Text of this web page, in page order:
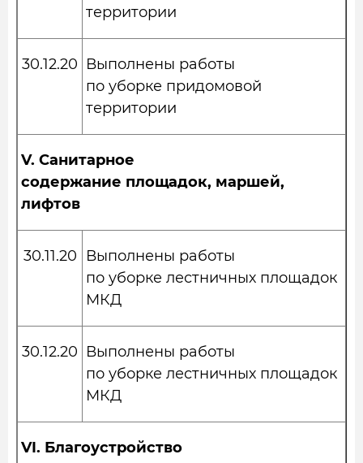
территории
30.12.20 Выполнены работы
по уборке придомовой
территории
V. Санитарное
содержание площадок, маршей,
лифтов
30.11.20
Выполнены работы
по уборке лестничных площадок
МКД
30.12.20 Выполнены работы
по уборке лестничных площадок
МКД
VI. Благоустройство